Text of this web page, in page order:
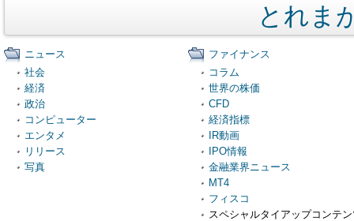
とれま
ニュース
社会
経済
政治
コンピューター
エンタメ
リリース
写真
ファイナンス
コラム
世界の株価
CFD
経済指標
IR動画
IPO情報
金融業界ニュース
MT4
フィスコ
スペシャルタイアップコンテ